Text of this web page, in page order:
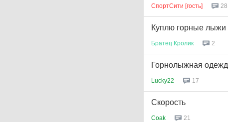
СпортСити [гость] 28
Куплю горные лыжи
Братец Кролик 2
Горнолыжная
Lucky22 17
Скорость
Coak 21